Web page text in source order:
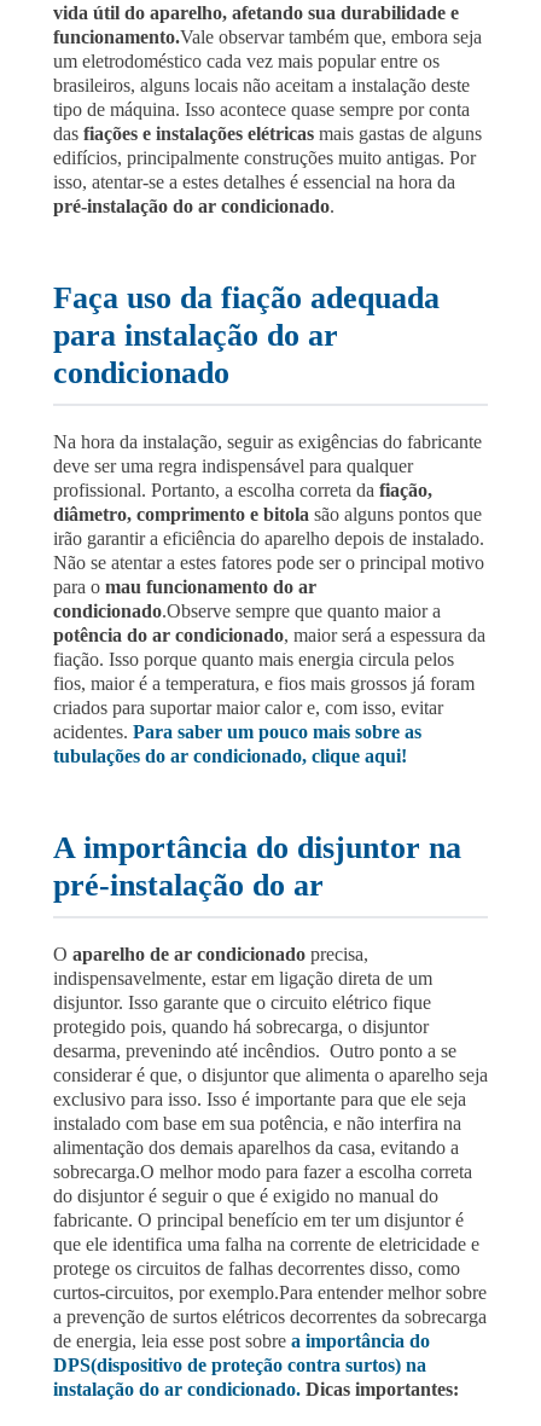
vida útil do aparelho, afetando sua durabilidade e
funcionamento.Vale observar também que, embora seja
um eletrodoméstico cada vez mais popular entre os
brasileiros, alguns locais não aceitam a instalação deste
tipo de máquina. Isso acontece quase sempre por conta
das fiações e instalações elétricas mais gastas de alguns
edifícios, principalmente construções muito antigas. Por
isso, atentar-se a estes detalhes é essencial na hora da
pré-instalação do ar condicionado.
Faça uso da fiação adequada
para instalação do ar
condicionado
Na hora da instalação, seguir as exigências do fabricante
deve ser uma regra indispensável para qualquer
profissional. Portanto, a escolha correta da fiação,
diâmetro, comprimento e bitola são alguns pontos que
irão garantir a eficiência do aparelho depois de instalado.
Não se atentar a estes fatores pode ser o principal motivo
para o mau funcionamento do ar
condicionado.Observe sempre que quanto maior a
potência do ar condicionado, maior será a espessura da
fiação. Isso porque quanto mais energia circula pelos
fios, maior é a temperatura, e fios mais grossos já foram
criados para suportar maior calor e, com isso, evitar
acidentes. Para saber um pouco mais sobre as
tubulações do ar condicionado, clique aqui!
A importância do disjuntor na
pré-instalação do ar
O aparelho de ar condicionado precisa,
indispensavelmente, estar em ligação direta de um
disjuntor. Isso garante que o circuito elétrico fique
protegido pois, quando há sobrecarga, o disjuntor
desarma, prevenindo até incêndios. Outro ponto a se
considerar é que, o disjuntor que alimenta o aparelho seja
exclusivo para isso. Isso é importante para que ele seja
instalado com base em sua potência, e não interfira na
alimentação dos demais aparelhos da casa, evitando a
sobrecarga.O melhor modo para fazer a escolha correta
do disjuntor é seguir o que é exigido no manual do
fabricante. O principal benefício em ter um disjuntor é
que ele identifica uma falha na corrente de eletricidade e
protege os circuitos de falhas decorrentes disso, como
curtos-circuitos, por exemplo.Para entender melhor sobre
a prevenção de surtos elétricos decorrentes da sobrecarga
de energia, leia esse post sobre a importância do
DPS(dispositivo de proteção contra surtos) na
instalação do ar condicionado. Dicas importantes: